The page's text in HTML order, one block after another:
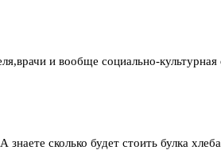
и вообще социально-
сколько будет стоить булка